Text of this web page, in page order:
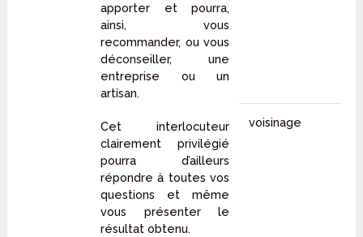
apporter et pourra,
ainsi, vous
recommander, ou vous
déconseiller, une
entreprise ou un
artisan.
Cet interlocuteur
clairement privilégié
pourra d’ailleurs
répondre à toutes vos
questions et même
vous présenter le
résultat obtenu.
voisinage